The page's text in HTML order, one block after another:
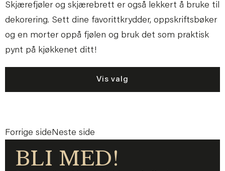
Skjærefjøler og skjærebrett er også lekkert å bruke til
dekorering. Sett dine favorittkrydder, oppskriftsbøker
og en morter oppå fjølen og bruk det som praktisk
pynt på kjøkkenet ditt!
Vis valg
Forrige sideNeste side
BLI MED!